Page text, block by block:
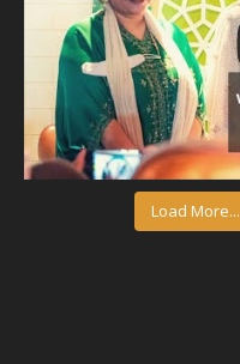
Load More...